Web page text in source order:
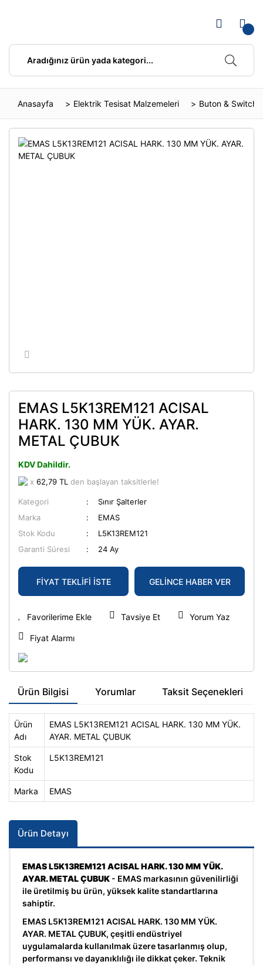
Anasayfa Elektrik Tesisat Malzemeleri Buton & Switch
EMAS L5K13REM121 ACISAL
HARK. 130 MM YÜK. AYAR.
METAL ÇUBUK
KDV Dahildir.
x 62,79 TL den başlayan taksitlerle!
Kategori
Sınır Şalterler
Marka
EMAS
Stok Kodu
L5K13REM121
Garanti Süresi
24 Ay
FİYAT TEKLİFİ İSTE GELİNCE HABER VER
Tavsiye Et Yorum Yaz
Fiyat Alarmı
Ürün Bilgisi Yorumlar Taksit Seçenekleri
Ürün
Adı
EMAS L5K13REM121 ACISAL HARK. 130 MM YÜK.
AYAR. METAL ÇUBUK
Stok
Kodu
L5K13REM121
Marka EMAS
Ürün Detayı
EMAS L5K13REM121 ACISAL HARK. 130 MM YÜK.
AYAR. METAL ÇUBUK - EMAS markasının güvenilirliği
ile üretilmiş bu ürün, yüksek kalite standartlarına
sahiptir.
EMAS L5K13REM121 ACISAL HARK. 130 MM YÜK.
AYAR. METAL ÇUBUK, çeşitli endüstriyel
uygulamalarda kullanılmak üzere tasarlanmış olup,
performansı ve dayanıklılığı ile dikkat çeker. Teknik